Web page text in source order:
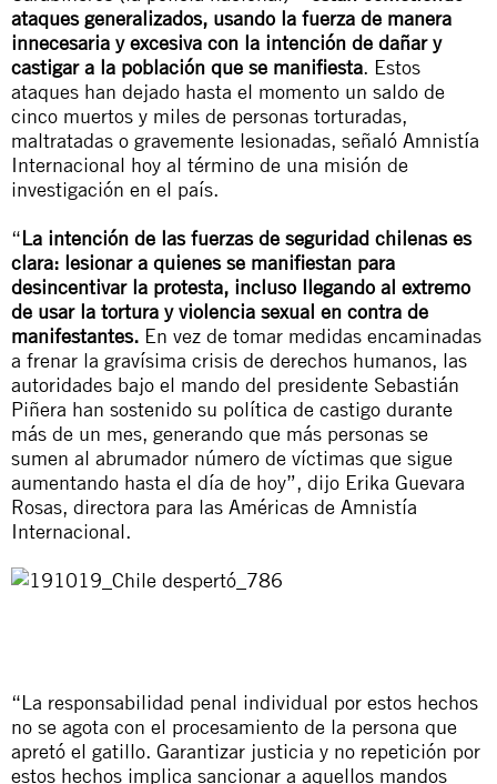
ataques generalizados, usando la fuerza de manera
innecesaria y excesiva con la intención de dañar y
castigar a la población que se manifiesta. Estos
ataques han dejado hasta el momento un saldo de
cinco muertos y miles de personas torturadas,
maltratadas o gravemente lesionadas, señaló Amnistía
Internacional hoy al término de una misión de
investigación en el país.
“La intención de las fuerzas de seguridad chilenas es
clara: lesionar a quienes se manifiestan para
desincentivar la protesta, incluso llegando al extremo
de usar la tortura y violencia sexual en contra de
manifestantes. En vez de tomar medidas encaminadas
a frenar la gravísima crisis de derechos humanos, las
autoridades bajo el mando del presidente Sebastián
Piñera han sostenido su política de castigo durante
más de un mes, generando que más personas se
sumen al abrumador número de víctimas que sigue
aumentando hasta el día de hoy”, dijo Erika Guevara
Rosas, directora para las Américas de Amnistía
Internacional.
“La responsabilidad penal individual por estos hechos
no se agota con el procesamiento de la persona que
apretó el gatillo. Garantizar justicia y no repetición por
estos hechos implica sancionar a aquellos mandos